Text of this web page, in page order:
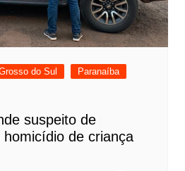
do Sul
Paranaíba
suspeito de
de criança